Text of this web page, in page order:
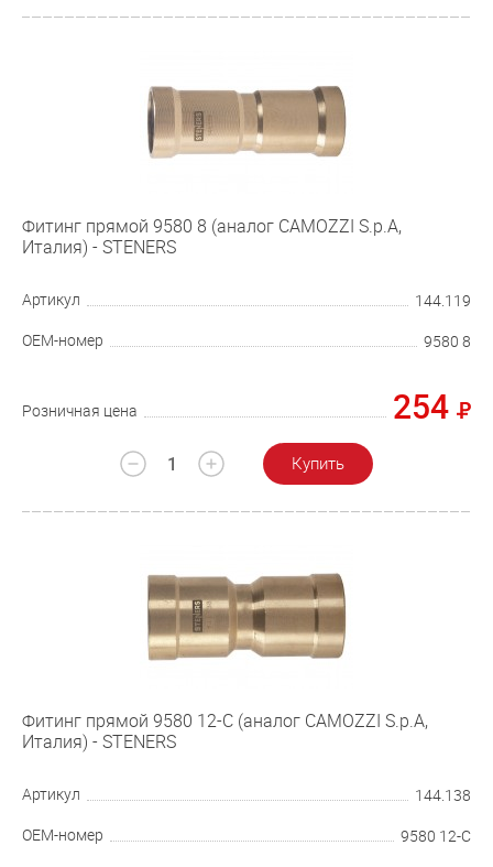
Фитинг прямой 9580 8 (аналог CAMOZZI S.p.A,
Италия) - STENERS
Артикул 144.119
OEM-номер 9580 8
Розничная цена 254
Купить
Фитинг прямой 9580 12-С (аналог CAMOZZI S.p.A,
Италия) - STENERS
Артикул 144.138
OEM-номер 9580 12-С